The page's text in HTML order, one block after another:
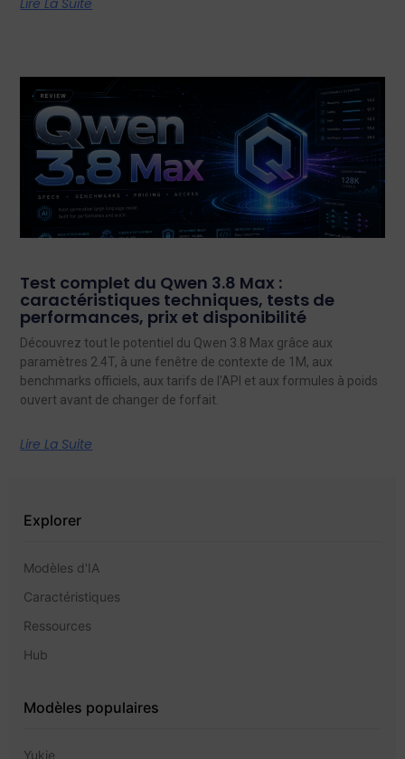
Lire La Suite
Test complet du Qwen 3.8 Max :
caractéristiques techniques, tests de
performances, prix et disponibilité
Découvrez tout le potentiel du Qwen 3.8 Max grâce aux
paramètres 2.4T, à une fenêtre de contexte de 1M, aux
benchmarks officiels, aux tarifs de l'API et aux formules à poids
ouvert avant de changer de forfait.
Lire La Suite
Explorer
Modèles d'IA
Caractéristiques
Ressources
Hub
Modèles populaires
Yukie